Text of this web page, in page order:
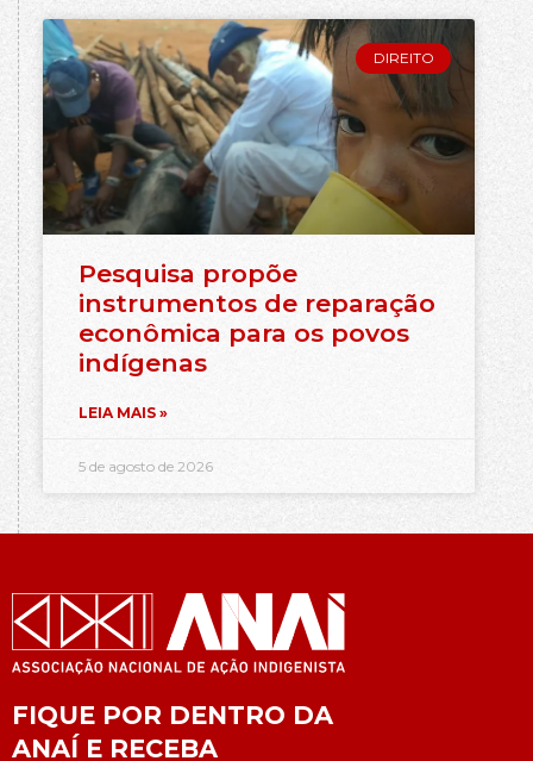
DIREITO
Pesquisa propõe
instrumentos de reparação
econômica para os povos
indígenas
LEIA MAIS »
5 de agosto de 2026
FIQUE POR DENTRO DA
ANAÍ E RECEBA